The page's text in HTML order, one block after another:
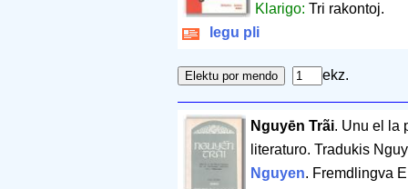
Klarigo:Tri rakontoj.
legu pli
ekz.
Nguyēn Trãi. Unu el la
literaturo. Tradukis
Nguyen. Fremdlingva